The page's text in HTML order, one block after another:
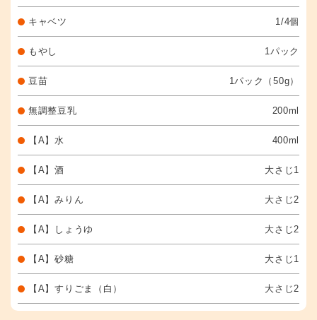
キャベツ 1/4個
もやし 1パック
豆苗 1パック（50g）
無調整豆乳 200ml
【A】水 400ml
【A】酒 大さじ1
【A】みりん 大さじ2
【A】しょうゆ 大さじ2
【A】砂糖 大さじ1
【A】すりごま（白） 大さじ2